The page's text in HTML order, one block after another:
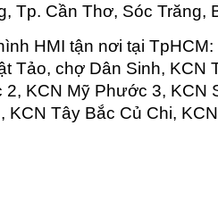
Tp. Cần Thơ, Sóc
HMI tận nơi tại
Tảo, chợ Dân Sinh,
KCN Mỹ Phước 3, KCN
KCN Tây Bắc Củ Chi,